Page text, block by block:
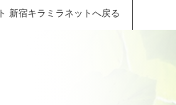
新宿キラミラネットへ戻る